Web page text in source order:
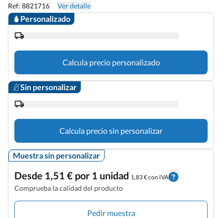
Ref: 8821716 Ver detalle
Personalizado
Calcula precio personalizado
Sin personalizar
Calcula precio sin personalizar
Muestra sin personalizar
Desde 1,51 € por 1 unidad 1,83 € con IVA
Comprueba la calidad del producto
Pedir muestra